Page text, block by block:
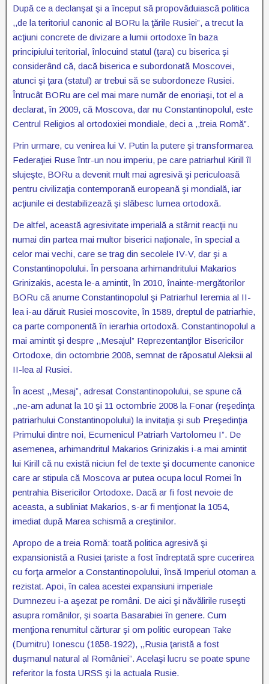
După ce a declanşat şi a început să propovăduiască politica
,,de la teritoriul canonic al BORu la ţările Rusiei”, a trecut la
acţiuni concrete de divizare a lumii ortodoxe în baza
principiului teritorial, înlocuind statul (ţara) cu biserica şi
considerând că, dacă biserica e subordonată Moscovei,
atunci şi ţara (statul) ar trebui să se subordoneze Rusiei.
Întrucât BORu are cel mai mare număr de enoriaşi, tot el a
declarat, în 2009, că Moscova, dar nu Constantinopolul, este
Centrul Religios al ortodoxiei mondiale, deci a ,,treia Romă”.
Prin urmare, cu venirea lui V. Putin la putere şi transformarea
Federaţiei Ruse într-un nou imperiu, pe care patriarhul Kirill îl
slujeşte, BORu a devenit mult mai agresivă şi periculoasă
pentru civilizaţia contemporană europeană şi mondială, iar
acţiunile ei destabilizează şi slăbesc lumea ortodoxă.
De altfel, această agresivitate imperială a stârnit reacţii nu
numai din partea mai multor biserici naţionale, în special a
celor mai vechi, care se trag din secolele IV-V, dar şi a
Constantinopolului. În persoana arhimandritului Makarios
Grinizakis, acesta le-a amintit, în 2010, înainte-mergătorilor
BORu că anume Constantinopolul şi Patriarhul Ieremia al II-
lea i-au dăruit Rusiei moscovite, în 1589, dreptul de patriarhie,
ca parte componentă în ierarhia ortodoxă. Constantinopolul a
mai amintit şi despre ,,Mesajul” Reprezentanţilor Bisericilor
Ortodoxe, din octombrie 2008, semnat de răposatul Aleksii al
II-lea al Rusiei.
În acest ,,Mesaj”, adresat Constantinopolului, se spune că
,,ne-am adunat la 10 şi 11 octombrie 2008 la Fonar (reşedinţa
patriarhului Constantinopolului) la invitaţia şi sub Preşedinţia
Primului dintre noi, Ecumenicul Patriarh Vartolomeu I”. De
asemenea, arhimandritul Makarios Grinizakis i-a mai amintit
lui Kirill că nu există niciun fel de texte şi documente canonice
care ar stipula că Moscova ar putea ocupa locul Romei în
pentrahia Bisericilor Ortodoxe. Dacă ar fi fost nevoie de
aceasta, a subliniat Makarios, s-ar fi menţionat la 1054,
imediat după Marea schismă a creştinilor.
Apropo de a treia Romă: toată politica agresivă şi
expansionistă a Rusiei ţariste a fost îndreptată spre cucerirea
cu forţa armelor a Constantinopolului, însă Imperiul otoman a
rezistat. Apoi, în calea acestei expansiuni imperiale
Dumnezeu i-a aşezat pe români. De aici şi năvălirile ruseşti
asupra românilor, şi soarta Basarabiei în genere. Cum
menţiona renumitul cărturar şi om politic european Take
(Dumitru) Ionescu (1858-1922), ,,Rusia ţaristă a fost
duşmanul natural al României”. Acelaşi lucru se poate spune
referitor la fosta URSS şi la actuala Rusie.